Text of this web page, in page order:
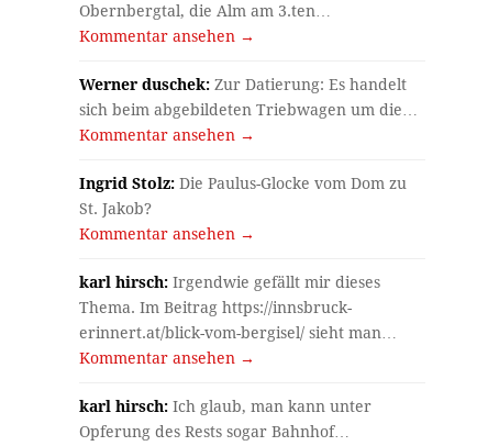
Obernbergtal, die Alm am 3.ten…
Kommentar ansehen →
Werner duschek: Zur Datierung: Es handelt
sich beim abgebildeten Triebwagen um die…
Kommentar ansehen →
Ingrid Stolz: Die Paulus-Glocke vom Dom zu
St. Jakob?
Kommentar ansehen →
karl hirsch: Irgendwie gefällt mir dieses
Thema. Im Beitrag https://innsbruck-
erinnert.at/blick-vom-bergisel/ sieht man…
Kommentar ansehen →
karl hirsch: Ich glaub, man kann unter
Opferung des Rests sogar Bahnhof…